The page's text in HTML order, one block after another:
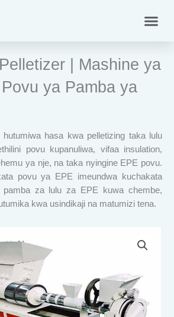
| Mashine ya
ya Pamba ya
hutumiwa hasa kwa pelletizing taka lulu
povu kupanuliwa, vifaa insulation,
ya nje, na taka nyingine EPE povu.
povu ya EPE imeundwa kuchakata
za lulu za EPE kuwa chembe,
kwa usindikaji na matumizi tena.